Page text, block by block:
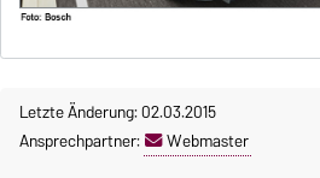
Letzte Änderung: 02.03.2015
Ansprechpartner:
Webmaster